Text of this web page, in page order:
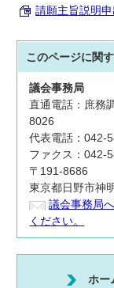
請願主旨説明申
このページに関
議会事務局
直通電話：庶務
8026
代表電話：042-
ファクス：042-
〒191-8686
東京都日野市神
議会事務局
ください。
ホー